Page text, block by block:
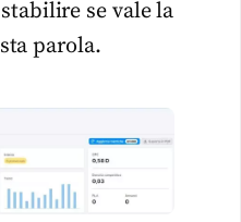
se vale la
parola.